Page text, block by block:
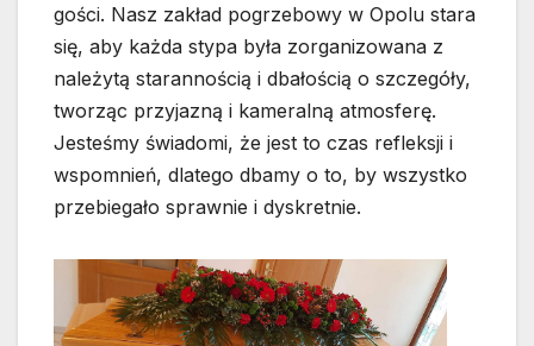
gości. Nasz zakład pogrzebowy w Opolu stara
się, aby każda stypa była zorganizowana z
należytą starannością i dbałością o szczegóły,
tworząc przyjazną i kameralną atmosferę.
Jesteśmy świadomi, że jest to czas refleksji i
wspomnień, dlatego dbamy o to, by wszystko
przebiegało sprawnie i dyskretnie.